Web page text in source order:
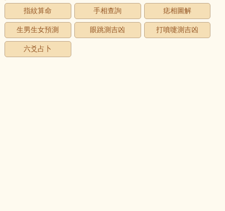
指紋算命
手相查詢 痣相圖解
生男生女預測 眼跳測吉凶 打噴嚏測吉凶
六爻占卜